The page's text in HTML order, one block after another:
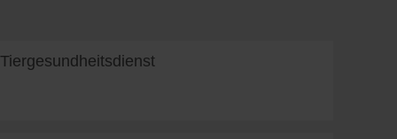
Tiergesundheitsdienst